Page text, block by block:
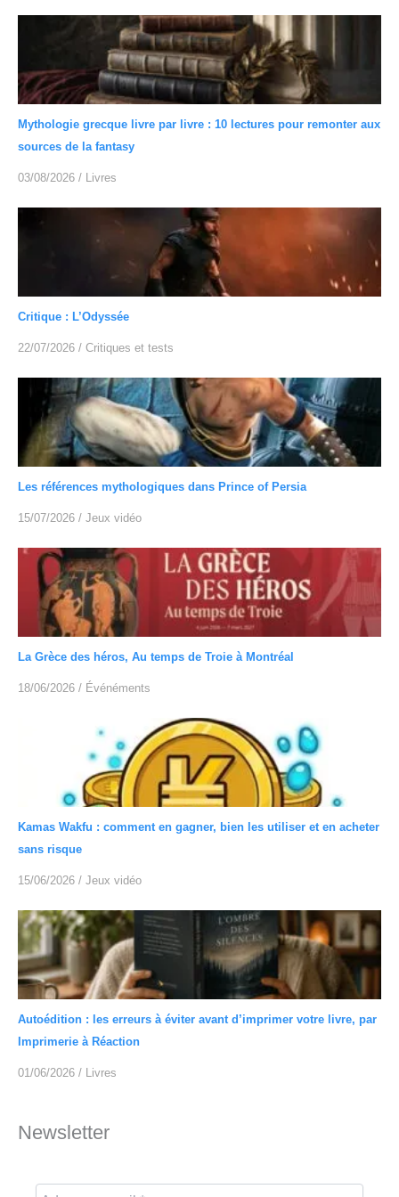
Mythologie grecque livre par livre : 10 lectures pour remonter aux
sources de la fantasy
03/08/2026 / Livres
Critique : L’Odyssée
22/07/2026 / Critiques et tests
Les références mythologiques dans Prince of Persia
15/07/2026 / Jeux vidéo
La Grèce des héros, Au temps de Troie à Montréal
18/06/2026 / Événéments
Kamas Wakfu : comment en gagner, bien les utiliser et en acheter
sans risque
15/06/2026 / Jeux vidéo
Autoédition : les erreurs à éviter avant d’imprimer votre livre, par
Imprimerie à Réaction
01/06/2026 / Livres
Newsletter